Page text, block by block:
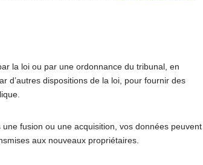
la loi ou par une ordonnance du tribunal, en
d’autres dispositions de la loi, pour fournir des
fusion ou une acquisition, vos données peuvent
aux nouveaux propriétaires.